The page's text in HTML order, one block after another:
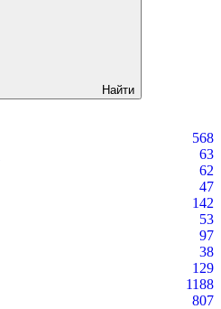
Найти
568
63
62
47
142
53
97
38
129
1188
807